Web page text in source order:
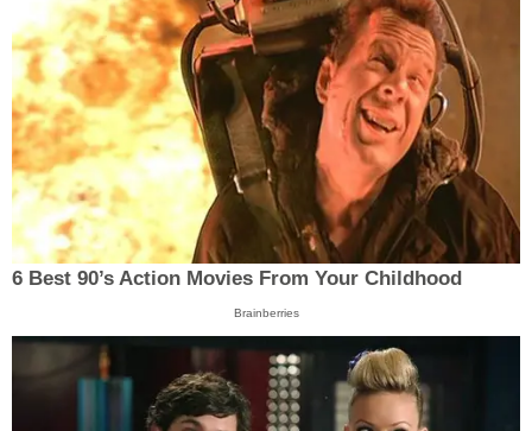
6 Best 90’s Action Movies From Your Childhood
Brainberries